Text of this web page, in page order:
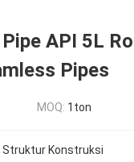
API 5L
Pipes
MOQ: 1ton
Struktur Konstruksi